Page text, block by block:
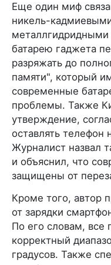
Еще один миф
никель-
металлгидридными
батарею гаджета
разряжать до
памяти", который
современные
проблемы. Также
утверждение,
оставлять телефон
Журналист назвал
и объяснил, что
защищены от
Кроме того, автор
от зарядки
По его словам, все
корректный
градусов. Также